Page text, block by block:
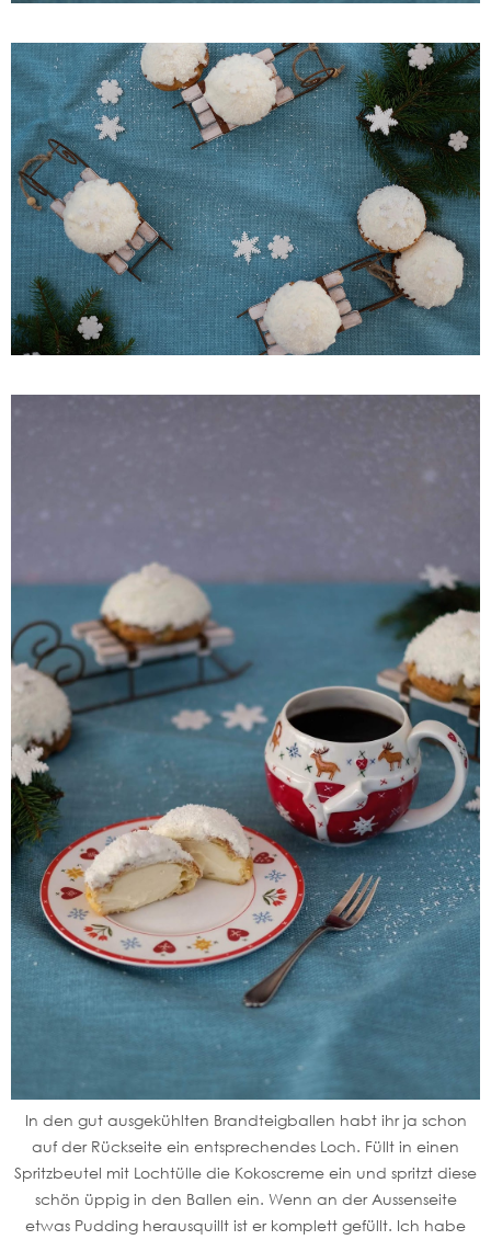
In den gut ausgekühlten Brandteigballen habt ihr ja schon
auf der Rückseite ein entsprechendes Loch. Füllt in einen
Spritzbeutel mit Lochtülle die Kokoscreme ein und spritzt diese
schön üppig in den Ballen ein. Wenn an der Aussenseite
etwas Pudding herausquillt ist er komplett gefüllt. Ich habe